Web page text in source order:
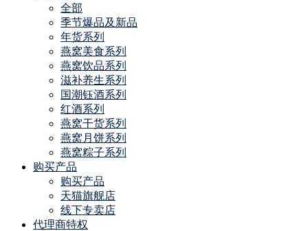
全部
季节爆品及新品
年货系列
燕窝美食系列
燕窝饮品系列
滋补养生系列
国潮钰酒系列
红酒系列
燕窝干货系列
燕窝月饼系列
燕窝粽子系列
购买产品
购买产品
天猫旗舰店
线下专卖店
代理商特权